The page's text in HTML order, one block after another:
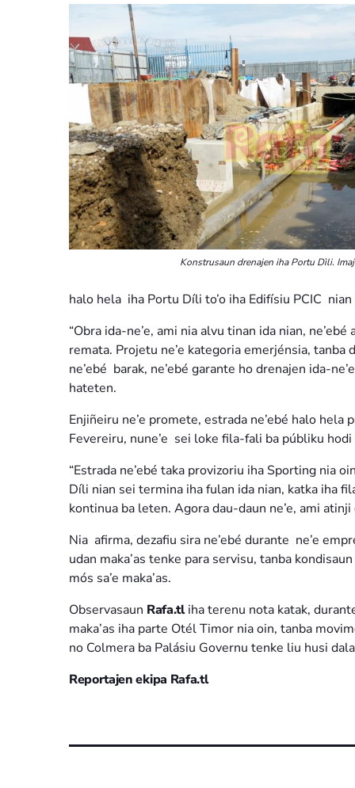
Konstrusaun drenajen iha Portu Dìli.
halo hela iha Portu Díli to’o iha Edifísiu PCIC
“Obra ida-ne’e, ami nia alvu tinan ida nian,
remata. Projetu ne’e kategoria emerjénsia, tanba
ne’ebé barak, ne’ebé garante ho drenajen ida-
hateten.
Enjiñeiru ne’e promete, estrada ne’ebé halo
Fevereiru, nune’e sei loke fila-fali ba públiku hodi
“Estrada ne’ebé taka provizoriu iha Sporting nia
Díli nian sei termina iha fulan ida nian, katka iha
kontinua ba leten. Agora dau-daun ne’e, ami
Nia afirma, dezafiu sira ne’ebé durante ne’e
udan maka’as tenke para servisu, tanba
mós sa’e maka’as.
Observasaun Rafa.tliha terenu nota katak,
maka’as iha parte Otél Timor nia oin, tanba
no Colmera ba Palásiu Governu tenke liu husi
Reportajen ekipa Rafa.tl